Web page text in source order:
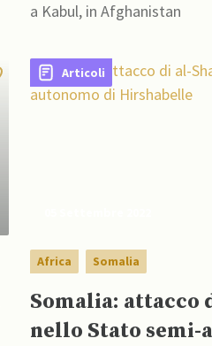
a Kabul, in Afghanistan
Articoli
Africa Somalia
Somalia: attacco
nello Stato semi-